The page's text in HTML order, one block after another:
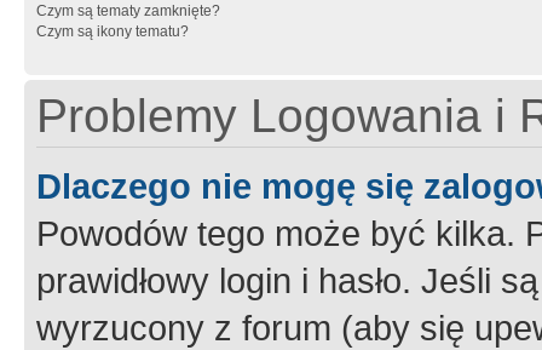
Czym są tematy zamknięte?
Czym są ikony tematu?
Problemy Logowania i
Dlaczego nie mogę się
Powodów tego może być kilka.
prawidłowy login i hasło. Jeśli
wyrzucony z forum (aby się